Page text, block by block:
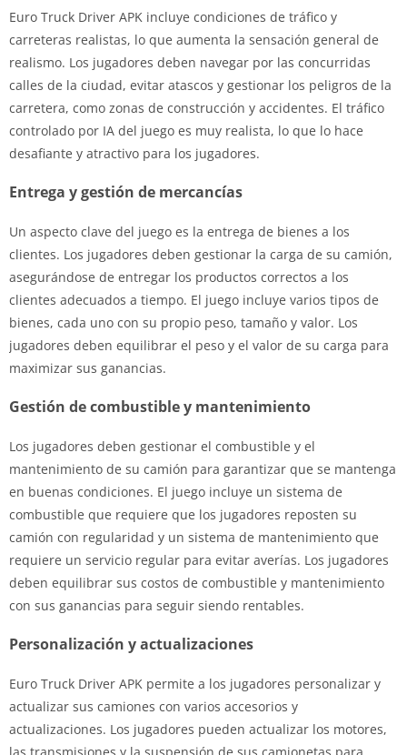
Euro Truck Driver APK incluye condiciones de tráfico y
carreteras realistas, lo que aumenta la sensación general de
realismo. Los jugadores deben navegar por las concurridas
calles de la ciudad, evitar atascos y gestionar los peligros de la
carretera, como zonas de construcción y accidentes. El tráfico
controlado por IA del juego es muy realista, lo que lo hace
desafiante y atractivo para los jugadores.
Entrega y gestión de mercancías
Un aspecto clave del juego es la entrega de bienes a los
clientes. Los jugadores deben gestionar la carga de su camión,
asegurándose de entregar los productos correctos a los
clientes adecuados a tiempo. El juego incluye varios tipos de
bienes, cada uno con su propio peso, tamaño y valor. Los
jugadores deben equilibrar el peso y el valor de su carga para
maximizar sus ganancias.
Gestión de combustible y mantenimiento
Los jugadores deben gestionar el combustible y el
mantenimiento de su camión para garantizar que se mantenga
en buenas condiciones. El juego incluye un sistema de
combustible que requiere que los jugadores reposten su
camión con regularidad y un sistema de mantenimiento que
requiere un servicio regular para evitar averías. Los jugadores
deben equilibrar sus costos de combustible y mantenimiento
con sus ganancias para seguir siendo rentables.
Personalización y actualizaciones
Euro Truck Driver APK permite a los jugadores personalizar y
actualizar sus camiones con varios accesorios y
actualizaciones. Los jugadores pueden actualizar los motores,
las transmisiones y la suspensión de sus camionetas para